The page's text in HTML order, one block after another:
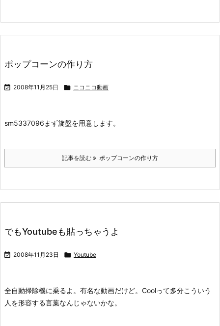
ポップコーンの作り方
 2008年11月25日  ニコニコ動画
sm5337096 まず旋盤を用意します。
記事を読む ポップコーンの作り方
でもYoutubeも貼っちゃうよ
 2008年11月23日  Youtube
全自動掃除機に乗るよ。 有名な動画だけど。Coolって多分こういう
人を形容する言葉なんじゃないかな。